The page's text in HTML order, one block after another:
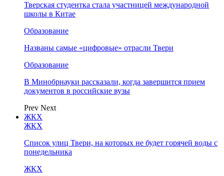
Тверская студентка стала участницей международной
школы в Китае
Образование
Названы самые «цифровые» отрасли Твери
Образование
В Минобрнауки рассказали, когда завершится прием
документов в российские вузы
Prev Next
ЖКХ
ЖКХ
Список улиц Твери, на которых не будет горячей воды с
понедельника
ЖКХ